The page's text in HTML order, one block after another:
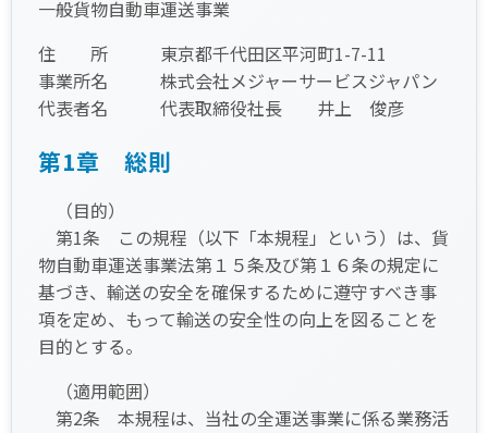
一般貨物自動車運送事業
住 所 東京都千代田区平河町1-7-11
事業所名 株式会社メジャーサービスジャパン
代表者名 代表取締役社長 井上 俊彦
第1章 総則
（目的）
第1条 この規程（以下「本規程」という）は、貨
物自動車運送事業法第１５条及び第１６条の規定に
基づき、輸送の安全を確保するために遵守すべき事
項を定め、もって輸送の安全性の向上を図ることを
目的とする。
（適用範囲）
第2条 本規程は、当社の全運送事業に係る業務活